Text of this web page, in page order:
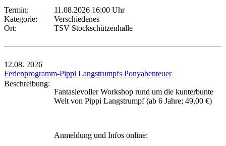
Termin:
11.08.2026 16:00 Uhr
Kategorie:
Verschiedenes
Ort:
TSV Stockschützenhalle
12.08. 2026
Ferienprogramm-Pippi Langstrumpfs Ponyabenteuer
Beschreibung:
Fantasievoller Workshop rund um die kunterbunte
Welt von Pippi Langstrumpf (ab 6 Jahre; 49,00 €)
Anmeldung und Infos online: